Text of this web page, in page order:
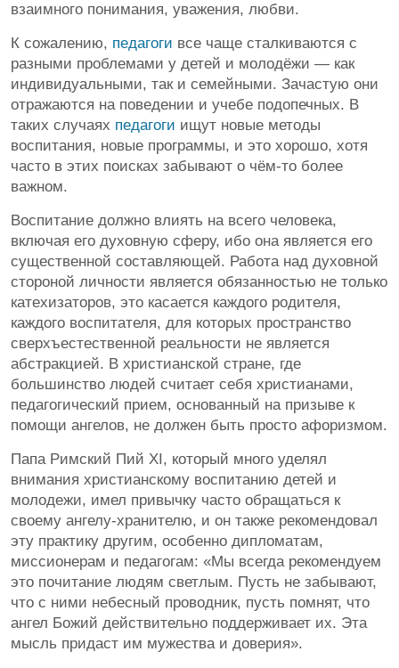
взаимного понимания, уважения, любви.
​К сожалению, педагоги все чаще сталкиваются с
разными проблемами у детей и молодёжи — как
индивидуальными, так и семейными. Зачастую они
отражаются на поведении и учебе подопечных. В
таких случаях педагоги ищут новые методы
воспитания, новые программы, и это хорошо, хотя
часто в этих поисках забывают о чём-то более
важном.
Воспитание должно влиять на всего человека,
включая его духовную сферу, ибо она является его
существенной составляющей. Работа над духовной
стороной личности является обязанностью не только
катехизаторов, это касается каждого родителя,
каждого воспитателя, для которых пространство
сверхъестественной реальности не является
абстракцией. В христианской стране, где
большинство людей считает себя христианами,
педагогический прием, основанный на призыве к
помощи ангелов, не должен быть просто афоризмом.​
Папа Римский Пий XI, который много уделял
внимания христианскому воспитанию детей и
молодежи, имел привычку часто обращаться к
своему ангелу-хранителю, и он также рекомендовал
эту практику другим, особенно дипломатам,
миссионерам и педагогам: «Мы всегда рекомендуем
это почитание людям светлым. Пусть не забывают,
что с ними небесный проводник, пусть помнят, что
ангел Божий действительно поддерживает их. Эта
мысль придаст им мужества и доверия».